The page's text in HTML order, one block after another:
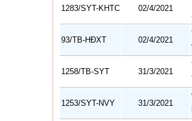
1283/SYT-KHTC 02/4/2021
93/TB-HĐXT 02/4/2021
1258/TB-SYT 31/3/2021
1253/SYT-NVY 31/3/2021